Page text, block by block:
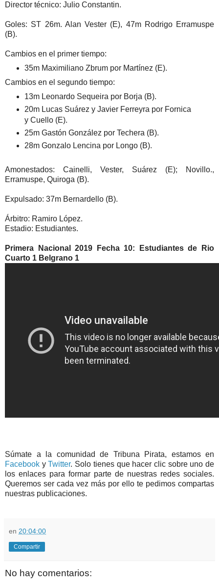
Director técnico: Julio Constantin.
Goles: ST 26m. Alan Vester (E), 47m Rodrigo Erramuspe
(B).
Cambios en el primer tiempo:
35m Maximiliano Zbrum por Martínez (E).
Cambios en el segundo tiempo:
13m Leonardo Sequeira por Borja (B).
20m Lucas Suárez y Javier Ferreyra por Fornica
y Cuello (E).
25m Gastón González por Techera (B).
28m Gonzalo Lencina por Longo (B).
Amonestados: Cainelli, Vester, Suárez (E); Novillo.,
Erramuspe, Quiroga (B).
Expulsado: 37m Bernardello (B).
Árbitro: Ramiro López.
Estadio: Estudiantes.
Primera Nacional 2019 Fecha 10: Estudiantes de Rio
Cuarto 1 Belgrano 1
Súmate a la comunidad de Tribuna Pirata, estamos en
Facebook yTwitter. Solo tienes que hacer clic sobre uno de
los enlaces para formar parte de nuestras redes sociales.
Queremos ser cada vez más por ello te pedimos compartas
nuestras publicaciones.
en 20:04:00
Compartir
No hay comentarios: